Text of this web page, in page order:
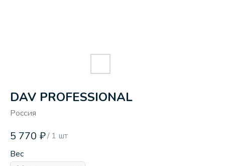
DAV PROFESSIONAL
Россия
5 770 ₽/ 1 шт
Вес